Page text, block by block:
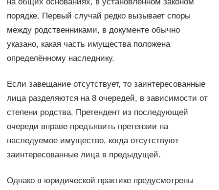
на общих основаниях, в установленном законом
порядке. Первый случай редко вызывает споры
между родственниками, в документе обычно
указано, какая часть имущества положена
определённому наследнику.
Если завещание отсутствует, то заинтересованные
лица разделяются на 8 очередей, в зависимости от
степени родства. Претендент из последующей
очереди вправе предъявить претензии на
наследуемое имущество, когда отсутствуют
заинтересованные лица в предыдущей.
Однако в юридической практике предусмотрены